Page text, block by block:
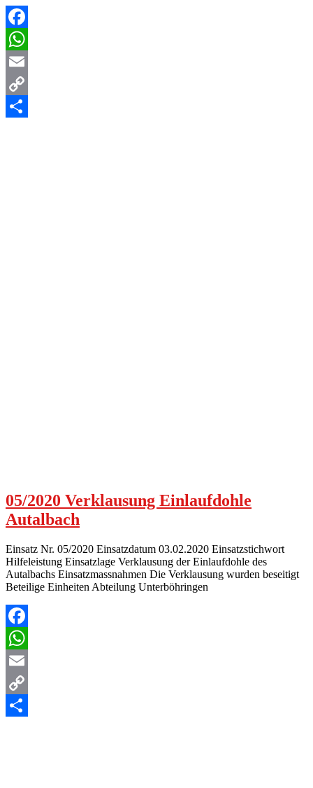
Facebook
WhatsApp
Email
Copy
05/2020 Verklausung Einlaufdohle
Autalbach
Einsatz Nr. 05/2020 Einsatzdatum 03.02.2020 Einsatzstichwort
Hilfeleistung Einsatzlage Verklausung der Einlaufdohle des
Autalbachs Einsatzmassnahmen Die Verklausung wurden beseitigt
Beteilige Einheiten Abteilung Unterböhringen
Facebook
WhatsApp
Email
Copy